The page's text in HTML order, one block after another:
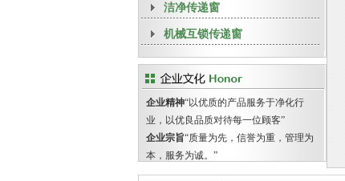
洁净传递窗
机械互锁传递窗
企业精神“以优质的产品服务于净化行
业，以优良品质对待每一位顾客”
企业宗旨“质量为先，信誉为重，管理为
本，服务为诚。”